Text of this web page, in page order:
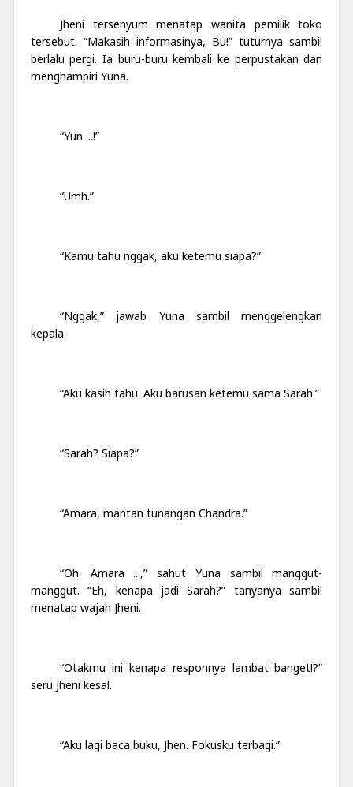
Jheni tersenyum menatap wanita pemilik toko
tersebut. “Makasih informasinya, Bu!” tuturnya sambil
berlalu pergi. Ia buru-buru kembali ke perpustakan dan
menghampiri Yuna.
“Yun ...!”
“Umh.”
“Kamu tahu nggak, aku ketemu siapa?”
“Nggak,” jawab Yuna sambil menggelengkan
kepala.
“Aku kasih tahu. Aku barusan ketemu sama Sarah.”
“Sarah? Siapa?”
“Amara, mantan tunangan Chandra.”
“Oh. Amara ...,” sahut Yuna sambil manggut-
manggut. “Eh, kenapa jadi Sarah?” tanyanya sambil
menatap wajah Jheni.
“Otakmu ini kenapa responnya lambat banget!?”
seru Jheni kesal.
“Aku lagi baca buku, Jhen. Fokusku terbagi.”